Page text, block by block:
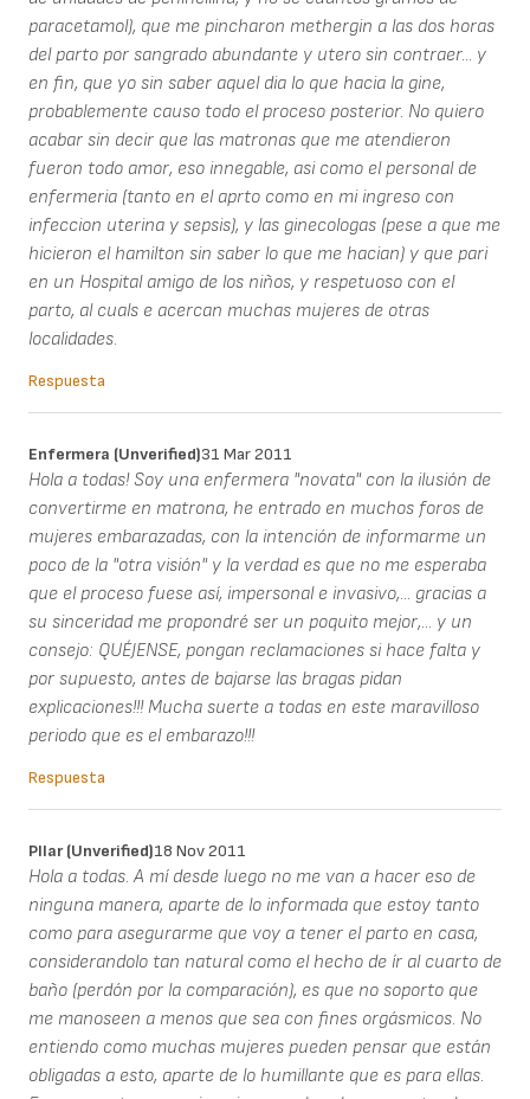
paracetamol), que me pincharon methergin a las dos horas
del parto por sangrado abundante y utero sin contraer... y
en fin, que yo sin saber aquel dia lo que hacia la gine,
probablemente causo todo el proceso posterior. No quiero
acabar sin decir que las matronas que me atendieron
fueron todo amor, eso innegable, asi como el personal de
enfermeria (tanto en el aprto como en mi ingreso con
infeccion uterina y sepsis), y las ginecologas (pese a que me
hicieron el hamilton sin saber lo que me hacian) y que pari
en un Hospital amigo de los niños, y respetuoso con el
parto, al cuals e acercan muchas mujeres de otras
localidades.
Respuesta
Enfermera (unverified)31 Mar 2011
Hola a todas! Soy una enfermera "novata" con la ilusión de
convertirme en matrona, he entrado en muchos foros de
mujeres embarazadas, con la intención de informarme un
poco de la "otra visión" y la verdad es que no me esperaba
que el proceso fuese así, impersonal e invasivo,... gracias a
su sinceridad me propondré ser un poquito mejor,... y un
consejo: QUÉJENSE, pongan reclamaciones si hace falta y
por supuesto, antes de bajarse las bragas pidan
explicaciones!!! Mucha suerte a todas en este maravilloso
periodo que es el embarazo!!!
Respuesta
PIlar (unverified)18 Nov 2011
Hola a todas. A mí desde luego no me van a hacer eso de
ninguna manera, aparte de lo informada que estoy tanto
como para asegurarme que voy a tener el parto en casa,
considerandolo tan natural como el hecho de ír al cuarto de
baño (perdón por la comparación), es que no soporto que
me manoseen a menos que sea con fines orgásmicos. No
entiendo como muchas mujeres pueden pensar que están
obligadas a esto, aparte de lo humillante que es para ellas.